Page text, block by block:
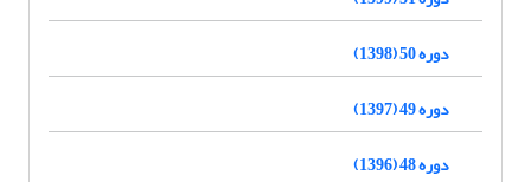
دوره 50 (1398)
دوره 49 (1397)
دوره 48 (1396)